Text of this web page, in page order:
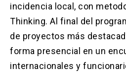
incidencia local, con
Thinking. Al final del
de proyectos más
forma presencial en un
internacionales y